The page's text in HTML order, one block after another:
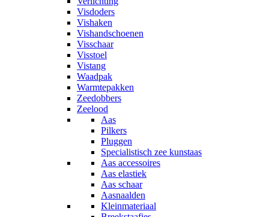
Visdoders
Vishaken
Vishandschoenen
Visschaar
Visstoel
Vistang
Waadpak
Warmtepakken
Zeedobbers
Zeelood
Aas
Pilkers
Pluggen
Specialistisch zee kunstaas
Aas accessoires
Aas elastiek
Aas schaar
Aasnaalden
Kleinmateriaal